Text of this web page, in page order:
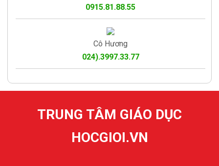
0915.81.88.55
Cô Hương
024).3997.33.77
TRUNG TÂM GIÁO DỤC
HOCGIOI.VN